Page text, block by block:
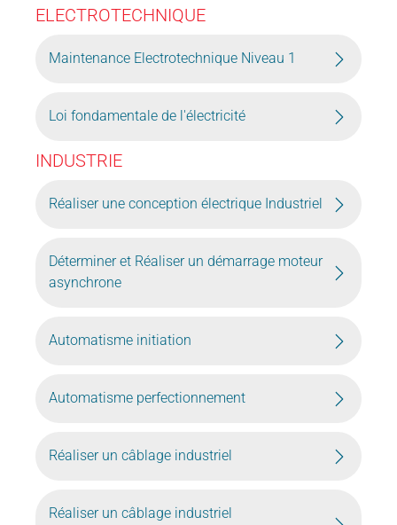
ELECTROTECHNIQUE
Maintenance Electrotechnique Niveau 1
Loi fondamentale de l'électricité
INDUSTRIE
Réaliser une conception électrique Industriel
Déterminer et Réaliser un démarrage moteur
asynchrone
Automatisme initiation
Automatisme perfectionnement
Réaliser un câblage industriel
Réaliser un câblage industriel